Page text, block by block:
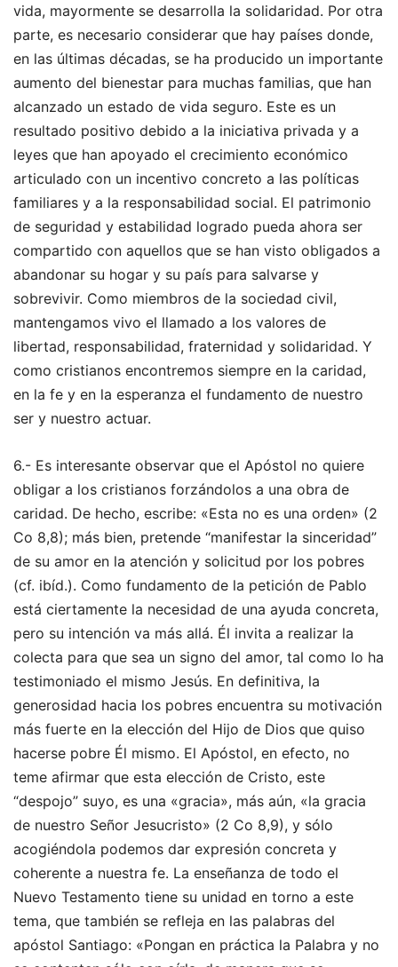
vida, mayormente se desarrolla la solidaridad. Por otra
parte, es necesario considerar que hay países donde,
en las últimas décadas, se ha producido un importante
aumento del bienestar para muchas familias, que han
alcanzado un estado de vida seguro. Este es un
resultado positivo debido a la iniciativa privada y a
leyes que han apoyado el crecimiento económico
articulado con un incentivo concreto a las políticas
familiares y a la responsabilidad social. El patrimonio
de seguridad y estabilidad logrado pueda ahora ser
compartido con aquellos que se han visto obligados a
abandonar su hogar y su país para salvarse y
sobrevivir. Como miembros de la sociedad civil,
mantengamos vivo el llamado a los valores de
libertad, responsabilidad, fraternidad y solidaridad. Y
como cristianos encontremos siempre en la caridad,
en la fe y en la esperanza el fundamento de nuestro
ser y nuestro actuar.
6.- Es interesante observar que el Apóstol no quiere
obligar a los cristianos forzándolos a una obra de
caridad. De hecho, escribe: «Esta no es una orden» (2
Co 8,8); más bien, pretende “manifestar la sinceridad”
de su amor en la atención y solicitud por los pobres
(cf. ibíd.). Como fundamento de la petición de Pablo
está ciertamente la necesidad de una ayuda concreta,
pero su intención va más allá. Él invita a realizar la
colecta para que sea un signo del amor, tal como lo ha
testimoniado el mismo Jesús. En definitiva, la
generosidad hacia los pobres encuentra su motivación
más fuerte en la elección del Hijo de Dios que quiso
hacerse pobre Él mismo. El Apóstol, en efecto, no
teme afirmar que esta elección de Cristo, este
“despojo” suyo, es una «gracia», más aún, «la gracia
de nuestro Señor Jesucristo» (2 Co 8,9), y sólo
acogiéndola podemos dar expresión concreta y
coherente a nuestra fe. La enseñanza de todo el
Nuevo Testamento tiene su unidad en torno a este
tema, que también se refleja en las palabras del
apóstol Santiago: «Pongan en práctica la Palabra y no